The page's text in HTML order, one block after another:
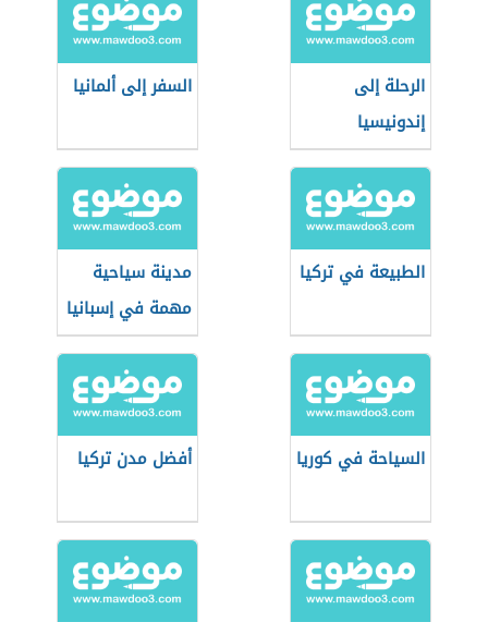
الرحلة إلى
إندونيسيا
السفر إلى ألمانيا
الطبيعة في تركيا
مدينة سياحية
مهمة في إسبانيا
السياحة في كوريا أفضل مدن تركيا